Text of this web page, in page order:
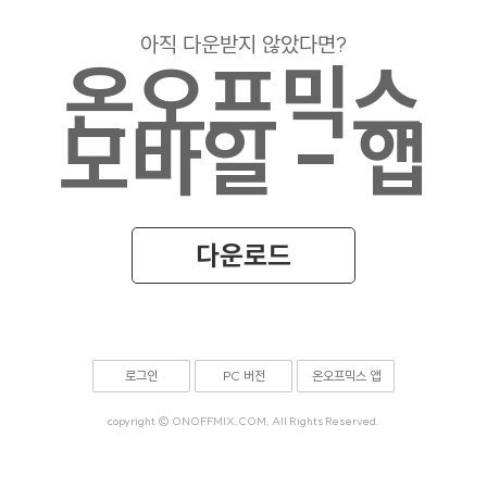
아직 다운받지 않았다면?
온오프믹스
모바일 - 앱
다운로드
로그인 PC 버전 온오프믹스 앱
copyright © ONOFFMIX.COM, All Rights Reserved.